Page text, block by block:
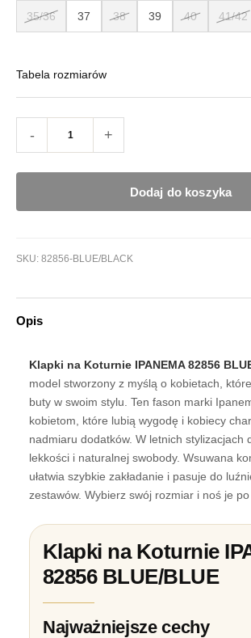
35/36 37 38 39 40 41/42
Tabela rozmiarów
- +
Dodaj do koszyka
SKU: 82856-BLUE/BLACK
Opis
Klapki na Koturnie IPANEMA 82856
model stworzony z myślą o kobietach,
buty w swoim stylu. Ten fason marki
kobietom, które lubią wygodę i kobiecy
nadmiaru dodatków. W letnich stylizacjach
lekkości i naturalnej swobody. Wsuwana
ułatwia szybkie zakładanie i pasuje do
zestawów. Wybierz swój rozmiar i noś je po
Klapki na Koturnie
82856 BLUE/BLUE
Najważniejsze cechy